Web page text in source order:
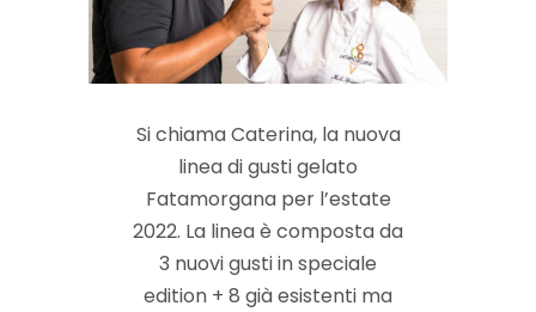
Si chiama Caterina, la nuova
linea di gusti gelato
Fatamorgana per l’estate
2022. La linea è composta da
3 nuovi gusti in speciale
edition + 8 già esistenti ma